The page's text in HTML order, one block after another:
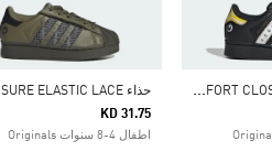
ح
ذاء للأطفال ADIDAS DISNEY SUPERSTAR LED LIGHTS COMFORT CLOSURE
KD 31.75
اطفال 4-8 سنوات Originals